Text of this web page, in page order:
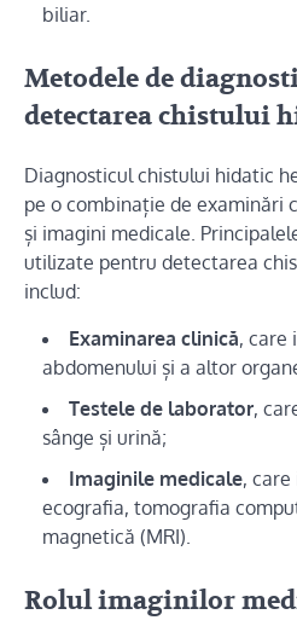
biliar.
Metodele de
detectarea chistului
Diagnosticul chistului hidatic
pe o combinație de examinări
și imagini medicale.
utilizate pentru detectarea
includ:
Examinarea clinică, care
abdomenului și a altor
Testele de laborator,
sânge și urină;
Imaginile medicale,
ecografia, tomografia
magnetică (MRI).
Rolul imaginilor